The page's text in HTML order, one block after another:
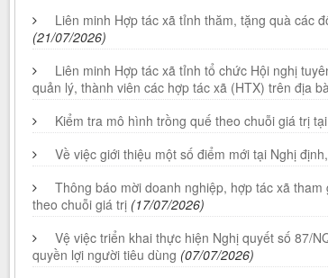
Liên minh Hợp tác xã tỉnh thăm, tặng quà các
(21/07/2026)
Liên minh Hợp tác xã tỉnh tổ chức Hội nghị
quản lý, thành viên các hợp tác xã (HTX) trên địa
Kiểm tra mô hình trồng quế theo chuỗi giá trị
Về việc giới thiệu một số điểm mới tại Nghị
Thông báo mời doanh nghiệp, hợp tác xã
theo chuỗi giá trị (17/07/2026)
Vệ việc triển khai thực hiện Nghị quyết số 87/
quyền lợi người tiêu dùng (07/07/2026)